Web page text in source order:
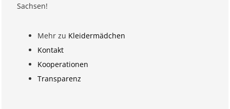
Sachsen!
Mehr zu Kleidermädchen
Kontakt
Kooperationen
Transparenz